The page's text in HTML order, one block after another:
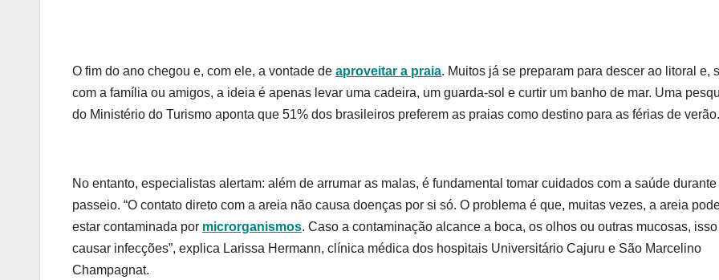
O fim do ano chegou e, com ele, a vontade de aproveitar a praia. Muitos já se preparam para descer ao litoral e,
com a família ou amigos, a ideia é apenas levar uma cadeira, um guarda-sol e curtir um banho de mar. Uma
do Ministério do Turismo aponta que 51% dos brasileiros preferem as praias como destino para as férias de verão.
No entanto, especialistas alertam: além de arrumar as malas, é fundamental tomar cuidados com a saúde durante
passeio. “O contato direto com a areia não causa doenças por si só. O problema é que, muitas vezes, a areia
estar contaminada por microrganismos. Caso a contaminação alcance a boca, os olhos ou outras mucosas,
causar infecções”, explica Larissa Hermann, clínica médica dos hospitais Universitário Cajuru e São Marcelino
Champagnat.